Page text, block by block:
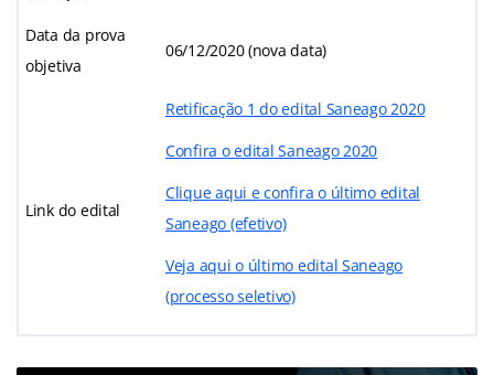
Data da prova
objetiva
06/12/2020 (nova data)
Link do edital
Retificação 1 do edital Saneago 2020
Confira o edital Saneago 2020
Clique aqui e confira o último edital
Saneago (efetivo)
Veja aqui o último edital Saneago
(processo seletivo)